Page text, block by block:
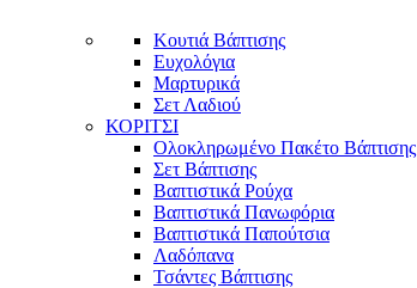
Κουτιά Βάπτισης
Ευχολόγια
Μαρτυρικά
Σετ Λαδιού
ΚΟΡΙΤΣΙ
Ολοκληρωμένο Πακέτο Βάπτισης
Σετ Βάπτισης
Βαπτιστικά Ρούχα
Βαπτιστικά Πανωφόρια
Βαπτιστικά Παπούτσια
Λαδόπανα
Τσάντες Βάπτισης